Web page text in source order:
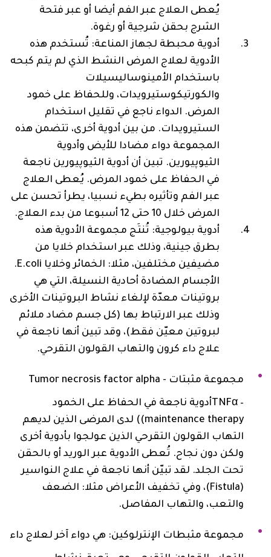
يُعطى العلاج عبر الفم أيضا أو عبر فتحة
الشرج بحقن شرجية أو رغوة.
أدوية محبطة لجهاز المناعة: تُستخدم هذه
الأدوية لعلاج المرض النشط الذي لم يتم كبحه
باستخدام الأمينوساليسيلات
والكورتيكوستيرويدات، وللحفاظ على خمود
المرض. الدواء ناجع في تقليل استخدام
الستيرويدات. من بين أدوية أخرى، تتضمن هذه
المجموعة دواء مضادا للأيض وأدوية
الثيوپيورين. تبين أن أدوية الثيوپيورين ناجعة
في الحفاظ على خمود المرض. يُعطى العلاج
عبر الفم وتأثيره بطيء نسبيا، يطرأ تحسن على
المرض خلال 10 حتى 12 أسبوعا من بدء العلاج.
أدوية بيولوجية: تُنتَج مجموعة الأدوية هذه
بطرق جينية، وذلك عبر استخدام خلايا من
مضيفين مختلفين، مثلا: الخمائر وخلايا E.coli‎.
الأجسام المضادة أحادية النسيلة، التي هي
بروتينات معدّة لإلغاء نشاط البروتينات الأخرى
وذلك عبر الارتباط بها (كل جسم مضاد ملائم
لبروتين معيّن فقط)، وقد تبين أنها ناجعة في
علاج داء كرون والتهاب القولون التقرحي.
مجموعة مثبتات ‎ Tumor necrosis factor alpha -
TNFα –‎أدوية ناجعة في الحفاظ على‎‎ الخمود
maintenance therapy)) لدى المرضى الذين لديهم
التهاب القولون التقرحي الذين عولجوا بأدوية أخرى
ولكن دون نجاح. تُعطى الأدوية عبر الوريد أو بالحقن
تحت الجلد. لقد تبيّن أنها ناجعة في علاج النواسير
(Fistula)، وفي تخفيف الأعراض مثلا: الضعف
والتعب، والتهاب المفاصل.
مجموعة مثبطات الإنترلوكين: هي دواء آخر لعلاج داء